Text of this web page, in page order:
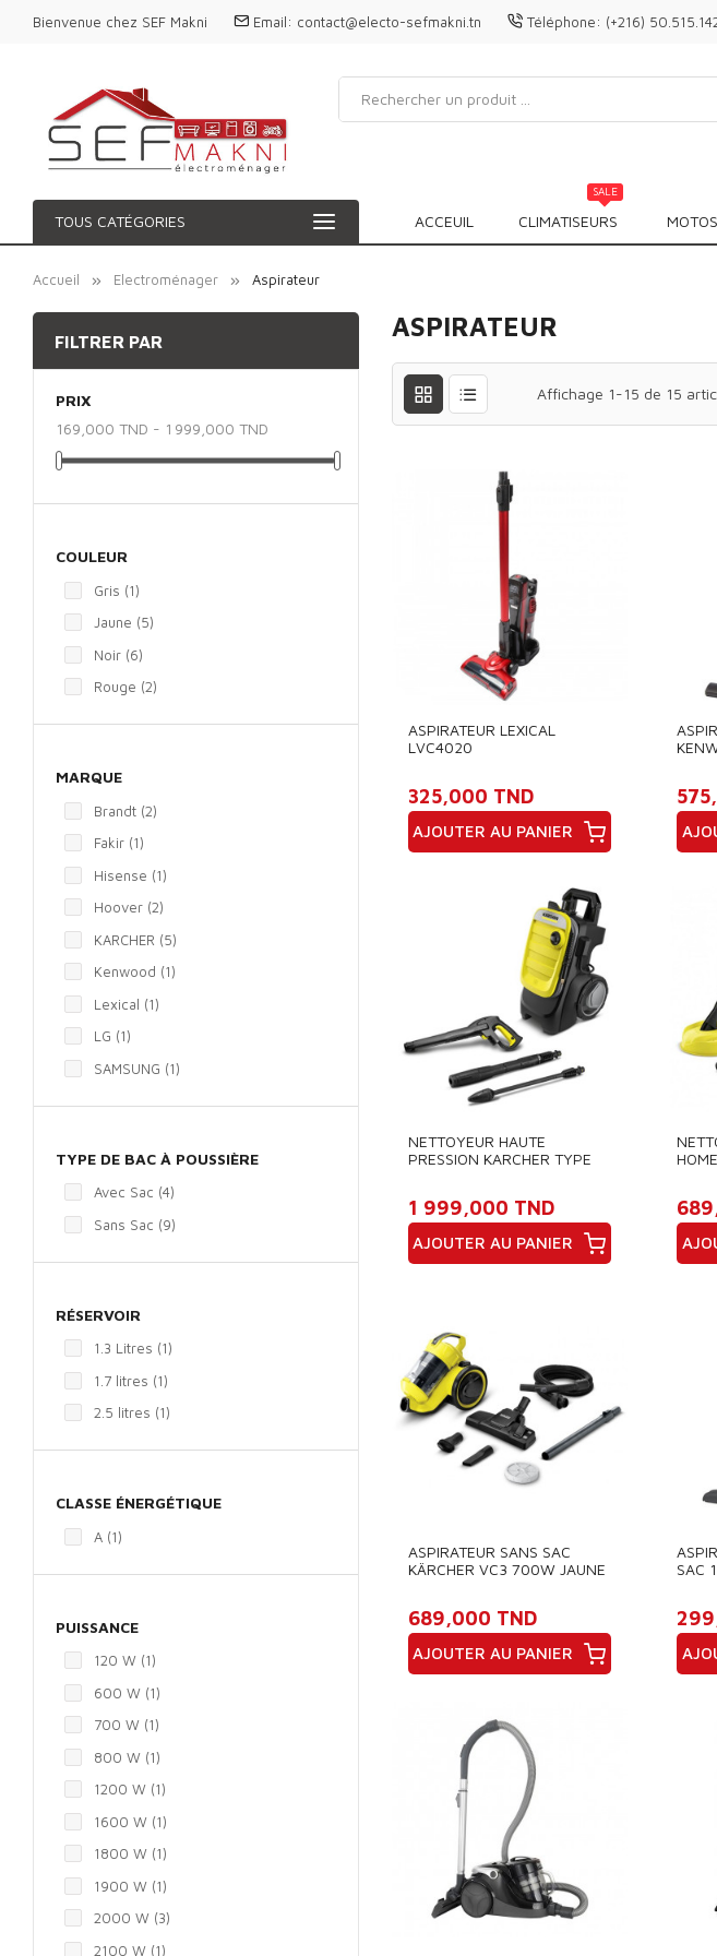
Bienvenue chez SEF Makni Email: contact@electo-sefmakni.tn Téléphone: (+216)
TOUS CATÉGORIES ACCEUIL
SALE
CLIMATISEURS
Accueil Electroménager Aspirateur
FILTRER PAR
PRIX
169,000 TND - 1 999,000 TND
COULEUR
Gris (1)
Jaune (5)
Noir (6)
Rouge (2)
MARQUE
Brandt (2)
Fakir (1)
Hisense (1)
Hoover (2)
KARCHER (5)
Kenwood (1)
Lexical (1)
LG (1)
SAMSUNG (1)
TYPE DE BAC À POUSSIÈRE
Avec Sac (4)
Sans Sac (9)
RÉSERVOIR
1.3 Litres (1)
1.7 litres (1)
2.5 litres (1)
CLASSE ÉNERGÉTIQUE
A (1)
PUISSANCE
120 W (1)
600 W (1)
700 W (1)
800 W (1)
1200 W (1)
1600 W (1)
1800 W (1)
1900 W (1)
2000 W (3)
2100 W (1)
ASPIRATEUR
Affichage 1-15 de 15
ASPIRATEUR LEXICAL
LVC4020
325,000 TND
AJOUTER AU PANIER
NETTOYEUR HAUTE
PRESSION KARCHER TYPE
1 999,000 TND
AJOUTER AU PANIER
HOME
ASPIRATEUR SANS SAC
KÄRCHER VC3 700W JAUNE
689,000 TND
AJOUTER AU PANIER
SAC